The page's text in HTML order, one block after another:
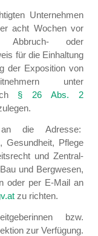
Unternehmen
acht Wochen vor
oder
für die Einhaltung
der Exposition von
unter
§ 26 Abs. 2
die Adresse:
Gesundheit, Pflege
und Zentral-
und Bergwesen,
oder per E-Mail an
zu richten.
bzw.
zur Verfügung.